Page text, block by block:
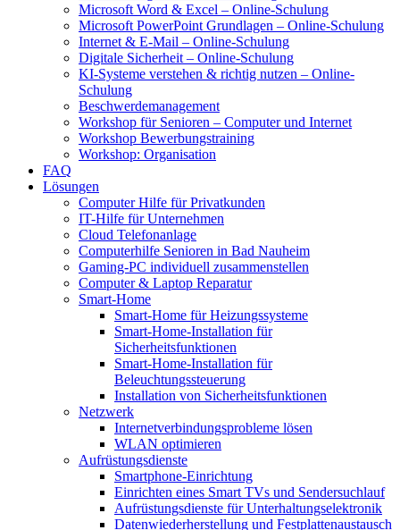
Microsoft Word & Excel – Online-Schulung
Microsoft PowerPoint Grundlagen – Online-Schulung
Internet & E-Mail – Online-Schulung
Digitale Sicherheit – Online-Schulung
KI-Systeme verstehen & richtig nutzen – Online-
Schulung
Beschwerdemanagement
Workshop für Senioren – Computer und Internet
Workshop Bewerbungstraining
Workshop: Organisation
FAQ
Lösungen
Computer Hilfe für Privatkunden
IT-Hilfe für Unternehmen
Cloud Telefonanlage
Computerhilfe Senioren in Bad Nauheim
Gaming-PC individuell zusammenstellen
Computer & Laptop Reparatur
Smart-Home
Smart-Home für Heizungssysteme
Smart-Home-Installation für
Sicherheitsfunktionen
Smart-Home-Installation für
Beleuchtungssteuerung
Installation von Sicherheitsfunktionen
Netzwerk
Internetverbindungsprobleme lösen
WLAN optimieren
Aufrüstungsdienste
Smartphone-Einrichtung
Einrichten eines Smart TVs und Sendersuchlauf
Aufrüstungsdienste für Unterhaltungselektronik
Datenwiederherstellung und Festplattenaustausch